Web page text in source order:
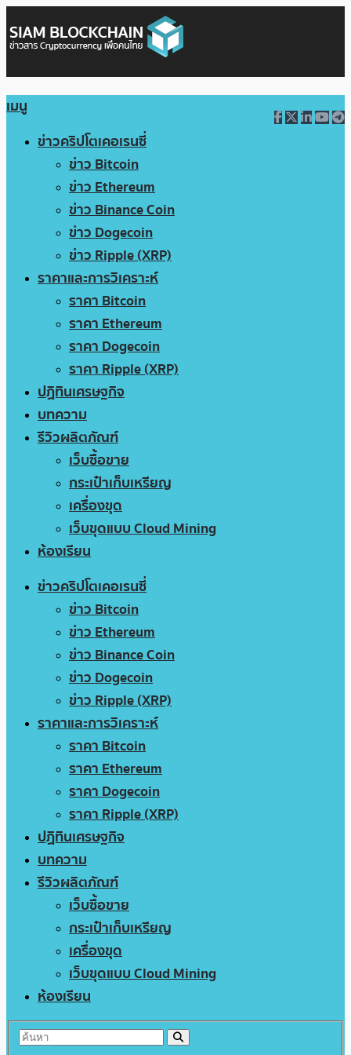
เมนู
ข่าวคริปโตเคอเรนซี่
ข่าว Bitcoin
ข่าว Ethereum
ข่าว Binance Coin
ข่าว Dogecoin
ข่าว Ripple (XRP)
ราคาและการวิเคราะห์
ราคา Bitcoin
ราคา Ethereum
ราคา Dogecoin
ราคา Ripple (XRP)
ปฏิทินเศรษฐกิจ
บทความ
รีวิวผลิตภัณฑ์
เว็บซื้อขาย
กระเป๋าเก็บเหรียญ
เครื่องขุด
เว็บขุดแบบ Cloud Mining
ห้องเรียน
ข่าวคริปโตเคอเรนซี่
ข่าว Bitcoin
ข่าว Ethereum
ข่าว Binance Coin
ข่าว Dogecoin
ข่าว Ripple (XRP)
ราคาและการวิเคราะห์
ราคา Bitcoin
ราคา Ethereum
ราคา Dogecoin
ราคา Ripple (XRP)
ปฏิทินเศรษฐกิจ
บทความ
รีวิวผลิตภัณฑ์
เว็บซื้อขาย
กระเป๋าเก็บเหรียญ
เครื่องขุด
เว็บขุดแบบ Cloud Mining
ห้องเรียน